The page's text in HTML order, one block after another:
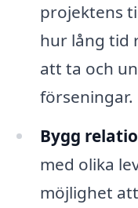
projektens
hur lång tid
att ta och
förseningar.
Bygg
med olika
möjlighet